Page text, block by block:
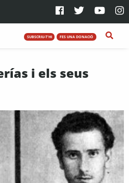
SUBSCRIU-T'HI FES UNA DONACIÓ
i els seus